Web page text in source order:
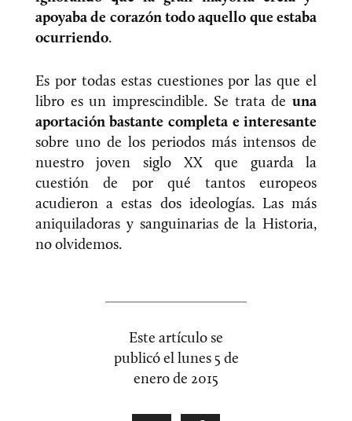
apoyaba de corazón todo aquello que estaba
ocurriendo.
Es por todas estas cuestiones por las que el
libro es un imprescindible. Se trata deuna
aportación bastante completa e interesante
sobre uno de los periodos más intensos de
nuestro joven siglo XX que guarda la
cuestión de por qué tantos europeos
acudieron a estas dos ideologías. Las más
aniquiladoras y sanguinarias de la Historia,
no olvidemos.
Este artículo se
publicó ellunes 5 de
enero de 2015